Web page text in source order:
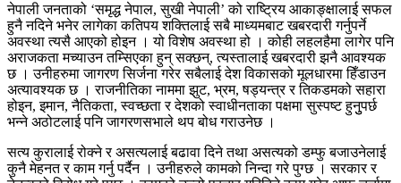
नेपाली जनताको ‘समृद्ध नेपाल, सुखी नेपाली’ को राष्ट्रिय आकाङ्क्षालाई सफल
हुनै नदिने भनेर लागेका कतिपय शक्तिलाई सबै माध्यमबाट खबरदारी गर्नुपर्ने
अवस्था त्यसै आएको होइन । यो विशेष अवस्था हो । कोही लहलहैमा लागेर पनि
अराजकता मच्याउन तम्सिएका हुन् सक्छन्, त्यस्तालाई खबरदारी झनै आवश्यक
छ । उनीहरुमा जागरण सिर्जना गरेर सबैलाई देश विकासको मूलधारमा हिँडाउन
अत्यावश्यक छ । राजनीतिका नाममा झुट, भ्रम, षड्यन्त्र र तिकडमको सहारा
होइन, इमान, नैतिकता, स्वच्छता र देशको स्वाधीनताका पक्षमा सुस्पष्ट हुनुुपर्छ
भन्ने अठोटलाई पनि जागरणसभाले थप बोध गराउनेछ ।
सत्य कुरालाई रोक्ने र असत्यलाई बढावा दिने तथा असत्यको डम्फु बजाउनेलाई
कुनै मेहनत र काम गर्नु पर्दैन । उनीहरुले कामको निन्दा गरे पुग्छ । सरकार र